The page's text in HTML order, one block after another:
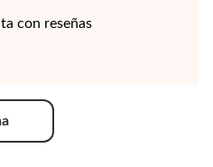
con reseñas